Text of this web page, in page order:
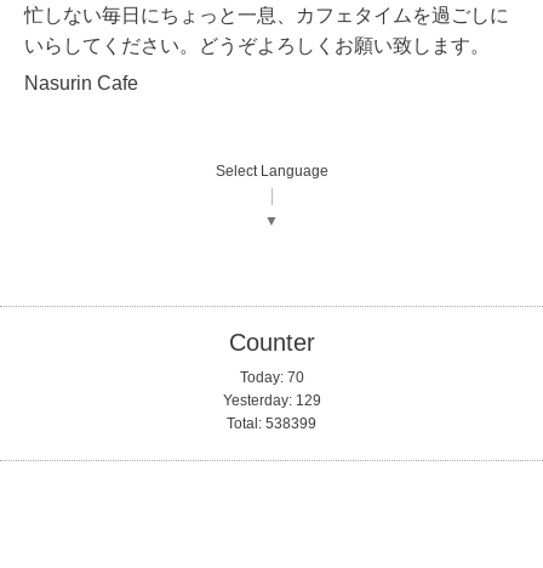
忙しない毎日にちょっと一息、カフェタイムを過ごしに
いらしてください。どうぞよろしくお願い致します。
Nasurin Cafe
Select Language
▼
Counter
Today: 70
Yesterday: 129
Total: 538399